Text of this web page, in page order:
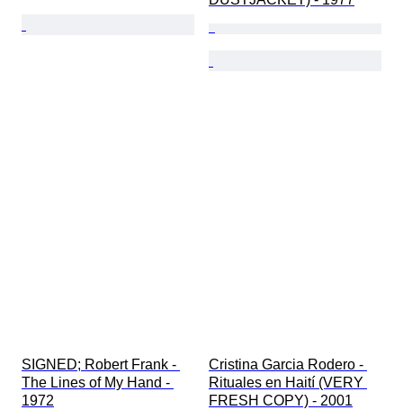
SIGNED; Robert Frank -
The Lines of My Hand -
1972
Cristina Garcia Rodero -
Rituales en Haití (VERY
FRESH COPY) - 2001